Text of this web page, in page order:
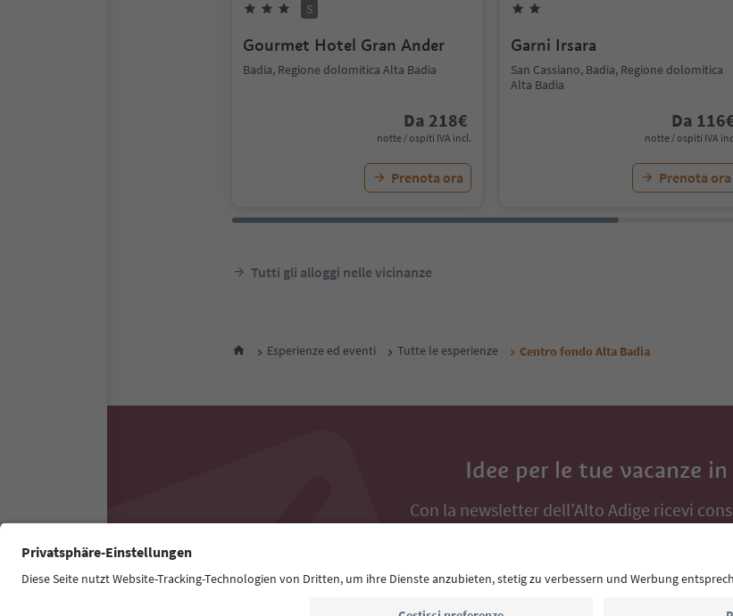
S
Gourmet Hotel Gran Ander
Badia, Regione dolomitica Alta Badia
Da 218€
notte / ospiti IVA incl.
Prenota ora
Garni Irsara
San Cassiano, Badia, Regione dolomitica
Alta Badia
Da 116
notte / ospiti IVA
Prenota ora
Tutti gli alloggi nelle vicinanze
Esperienze ed eventi Tutte le esperienze Centro fondo Alta Badia
Idee per le tue vacanze
Con la newsletter dell’Alto Adige ricevi